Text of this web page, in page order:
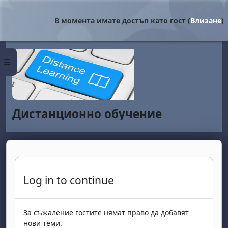
Страничен панел
В момента имате достъп като гост (Влизане)
Дистанционно обучение
Log in to continue
За съжаление гостите нямат право да добавят
нови теми.